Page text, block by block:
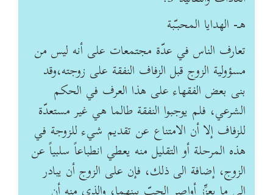
هـ- الهدايا المحبـّبة
تعارف الناس في عدّة مجتمعات على أنه ليس من
مسؤولية الزوج قبل الزفاف النفقة على زوجته،وقد
بنى بعض الفقهاء على هذا العرف في الحكم
الشرعي، فلم يوجبوا النفقة طالما هي غير مستعدّة
للزفاف إلا أن الامتناع عن تقديم شيء للزوجة في
هذه المرحلة أو التقليل منه يعطي انطباعاً سلبياً عن
الزوج، إضافة الى ذلك، فإن على الزوج أن يبادر